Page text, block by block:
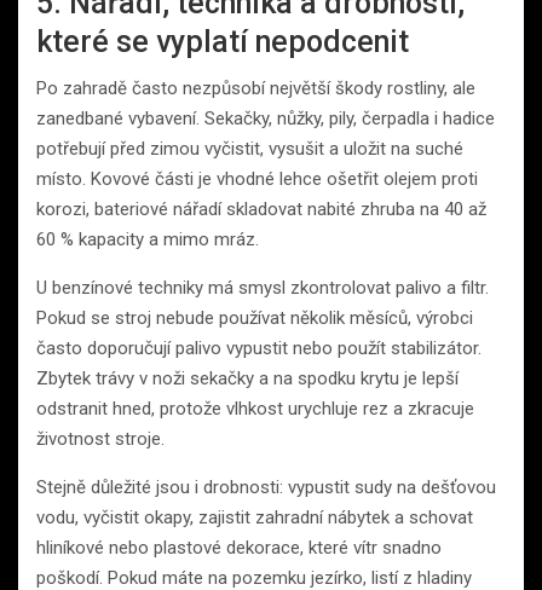
které se vyplatí nepodcenit
Po zahradě často nezpůsobí největší škody rostliny, ale
zanedbané vybavení. Sekačky, nůžky, pily, čerpadla i hadice
potřebují před zimou vyčistit, vysušit a uložit na suché
místo. Kovové části je vhodné lehce ošetřit olejem proti
korozi, bateriové nářadí skladovat nabité zhruba na 40 až
60 % kapacity a mimo mráz.
U benzínové techniky má smysl zkontrolovat palivo a filtr.
Pokud se stroj nebude používat několik měsíců, výrobci
často doporučují palivo vypustit nebo použít stabilizátor.
Zbytek trávy v noži sekačky a na spodku krytu je lepší
odstranit hned, protože vlhkost urychluje rez a zkracuje
životnost stroje.
Stejně důležité jsou i drobnosti: vypustit sudy na dešťovou
vodu, vyčistit okapy, zajistit zahradní nábytek a schovat
hliníkové nebo plastové dekorace, které vítr snadno
poškodí. Pokud máte na pozemku jezírko, listí z hladiny